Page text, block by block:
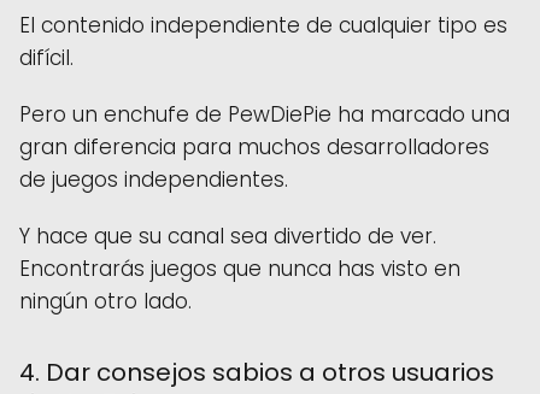
El contenido independiente de cualquier tipo es
difícil.
Pero un enchufe de PewDiePie ha marcado una
gran diferencia para muchos desarrolladores
de juegos independientes.
Y hace que su canal sea divertido de ver.
Encontrarás juegos que nunca has visto en
ningún otro lado.
4. Dar consejos sabios a otros usuarios